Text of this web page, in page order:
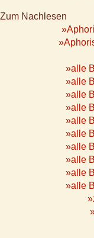
Zum Nachlesen
»alle
»alle
»alle
»alle
»alle
»alle
»alle
»alle
»alle
»alle